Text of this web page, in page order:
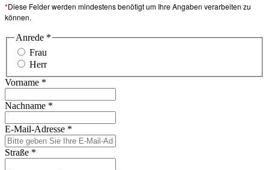
*Diese Felder werden mindestens benötigt um Ihre Angaben verarbeiten zu
können.
Anrede *
Frau
Herr
Vorname *
Nachname *
E-Mail-Adresse *
Straße *